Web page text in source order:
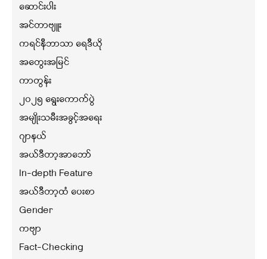
ဆောင်းပါး
အင်တာဗျူး
ကရင်နီဘာသာ ရေဒီယို
အတွေးအမြင်
ကာတွန်း
၂၀၂၅ ရွေးကောက်ပွဲ
အမျိုးသမီးအခွင့်အရေး
ဂျာနယ်
အယ်ဒီတာ့အာဘော်
In-depth Feature
အယ်ဒီတာ့ထံ ပေးစာ
Gender
ကဗျာ
Fact-Checking